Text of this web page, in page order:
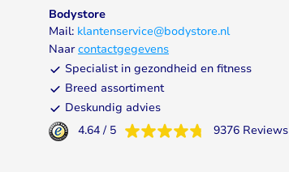
Bodystore
Mail: klantenservice@bodystore.nl
Naarcontactgegevens
Specialist in gezondheid en fitness
Breed assortiment
Deskundig advies
4.64 / 5 9376 Reviews